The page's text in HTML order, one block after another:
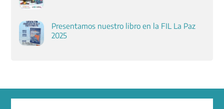
Presentamos nuestro libro en la FIL La Paz
2025